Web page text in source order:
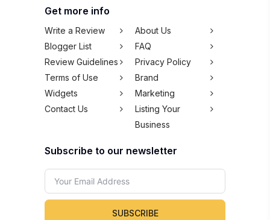
Get more info
Write a Review
About Us
Blogger List
FAQ
Review Guidelines
Privacy Policy
Terms of Use
Brand
Widgets
Marketing
Contact Us
Listing Your
Business
Subscribe to our newsletter
SUBSCRIBE